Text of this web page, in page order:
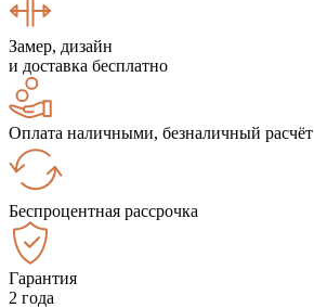
Замер, дизайн
и доставка бесплатно
Оплата наличными, безналичный расчёт
Беспроцентная рассрочка
Гарантия
2 года